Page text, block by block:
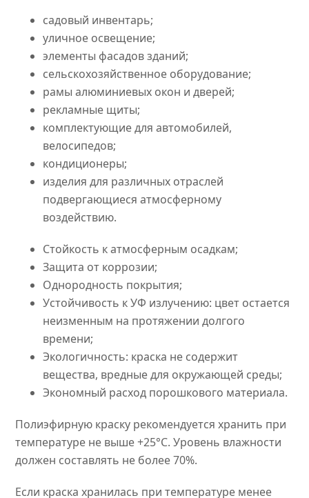
садовый инвентарь;
уличное освещение;
элементы фасадов зданий;
сельскохозяйственное оборудование;
рамы алюминиевых окон и дверей;
рекламные щиты;
комплектующие для автомобилей,
велосипедов;
кондиционеры;
изделия для различных отраслей
подвергающиеся атмосферному
воздействию.
Стойкость к атмосферным осадкам;
Защита от коррозии;
Однородность покрытия;
Устойчивость к УФ излучению: цвет остается
неизменным на протяжении долгого
времени;
Экологичность: краска не содержит
вещества, вредные для окружающей среды;
Экономный расход порошкового материала.
Полиэфирную краску рекомендуется хранить при
температуре не выше +25°C. Уровень влажности
должен составлять не более 70%.
Если краска хранилась при температуре менее